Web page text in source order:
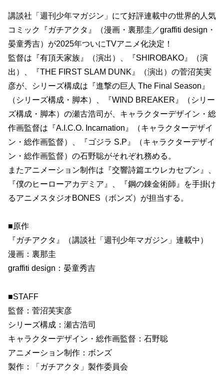
講談社「週刊少年マガジン」にて好評連載中の世界的人気
コミック『ガチアクタ』（漫画・裏那圭／graffiti design・
晏童秀吉）が2025年ついにTVアニメ化決定！
監督は『有頂天家族』（演出）、『SHIROBAKO』（演
出）、『THE FIRST SLAM DUNK』（演出）の菅沼芙実
彦が、シリーズ構成は『進撃の巨人 The Final Season』
（シリーズ構成・脚本）、『WIND BREAKER』（シリー
ズ構成・脚本）の瀬古浩司が、キャラクターデザイン・総
作画監督は『A.I.C.O. Incarnation』（キャラクターデザイ
ン・総作画監督）、『ゴジラ S.P』（キャラクターデザイ
ン・総作画監督）の石野聡がそれぞれ務める。
またアニメーション制作は『交響詩篇エウレカセブン』、
『僕のヒーローアカデミア』、『鋼の錬金術師』を手掛け
るアニメスタジオBONES（ボンズ）が担当する。
■原作
『ガチアクタ』（講談社「週刊少年マガジン」連載中）
漫画：裏那圭
graffiti design：晏童秀吉
■STAFF
監督：菅沼芙実彦
シリーズ構成：瀬古浩司
キャラクターデザイン・総作画監督：石野聡
アニメーション制作：ボンズ
製作：「ガチアクタ」製作委員会